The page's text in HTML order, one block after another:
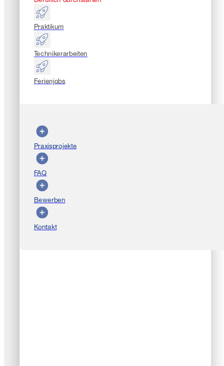
Praktikum
Technikerarbeiten
Ferienjobs
Praxisprojekte
FAQ
Bewerben
Kontakt